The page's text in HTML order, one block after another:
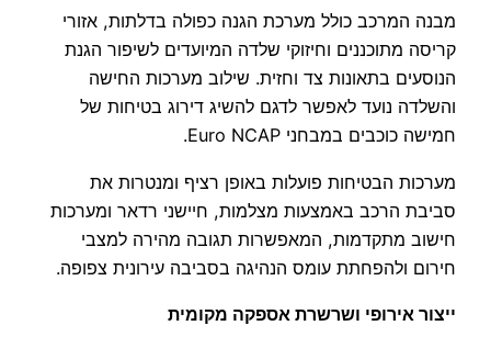
מבנה המרכב כולל מערכת הגנה כפולה בדלתות, אזורי
קריסה מתוכננים וחיזוקי שלדה המיועדים לשיפור הגנת
הנוסעים בתאונות צד וחזית. שילוב מערכות החישה
והשלדה נועד לאפשר לדגם להשיג דירוג בטיחות של
חמישה כוכבים במבחני Euro NCAP.
מערכות הבטיחות פועלות באופן רציף ומנטרות את
סביבת הרכב באמצעות מצלמות, חיישני רדאר ומערכות
חישוב מתקדמות, המאפשרות תגובה מהירה למצבי
חירום ולהפחתת עומס הנהיגה בסביבה עירונית צפופה.
ייצור אירופי ושרשרת אספקה מקומית